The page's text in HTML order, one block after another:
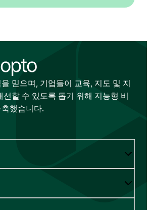
믿으며, 기업들이 교육, 지도 및 지
선할 수 있도록 돕기 위해 지능형 비
했습니다.